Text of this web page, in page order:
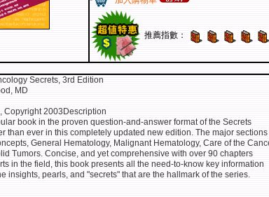
推薦指數：
Secrets, 3rd Edition
MD
Copyright 2003Description
book in the proven question-and-answer format of the Secrets
than ever in this completely updated new edition. The major sections
General Hematology, Malignant Hematology, Care of the
Tumors. Concise, and yet comprehensive with over 90 chapters
in the field, this book presents all the need-to-know key information
insights, pearls, and "secrets" that are the hallmark of the series.